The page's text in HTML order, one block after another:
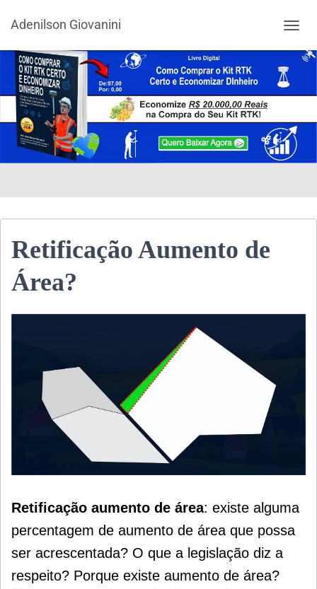
Adenilson Giovanini
Retificação Aumento de
Área?
Retificação aumento de área: existe alguma
percentagem de aumento de área que possa
ser acrescentada? O que a legislação diz a
respeito? Porque existe aumento de área?